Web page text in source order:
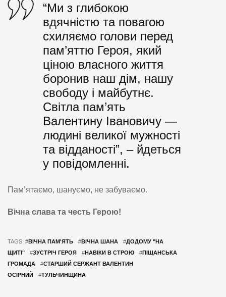
“Ми з глибокою
вдячністю та повагою
схиляємо голови перед
пам’яттю Героя, який
ціною власного життя
боронив наш дім, нашу
свободу і майбутнє.
Світла пам’ять
Валентину Івановичу —
людині великої мужності
та відданості”, – йдеться
у повідомленні.
Пам’ятаємо, шануємо, не забуваємо.
Вічна слава та честь Герою!
TAGS: #ВІЧНА ПАМ'ЯТЬ #ВІЧНА ШАНА #ДОДОМУ "НА
ЩИТІ"
#ЗУСТРІЧ ГЕРОЯ #НАВІКИ В СТРОЮ #ПІЩАНСЬКА
ГРОМАДА
#СТАРШИЙ СЕРЖАНТ ВАЛЕНТИН
ОСІРНИЙ
#ТУЛЬЧИНЩИНА